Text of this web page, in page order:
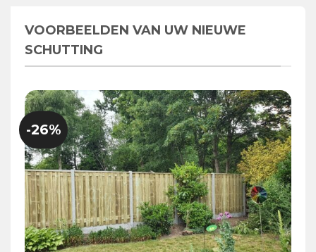
VOORBEELDEN VAN UW NIEUWE
SCHUTTING
-26%